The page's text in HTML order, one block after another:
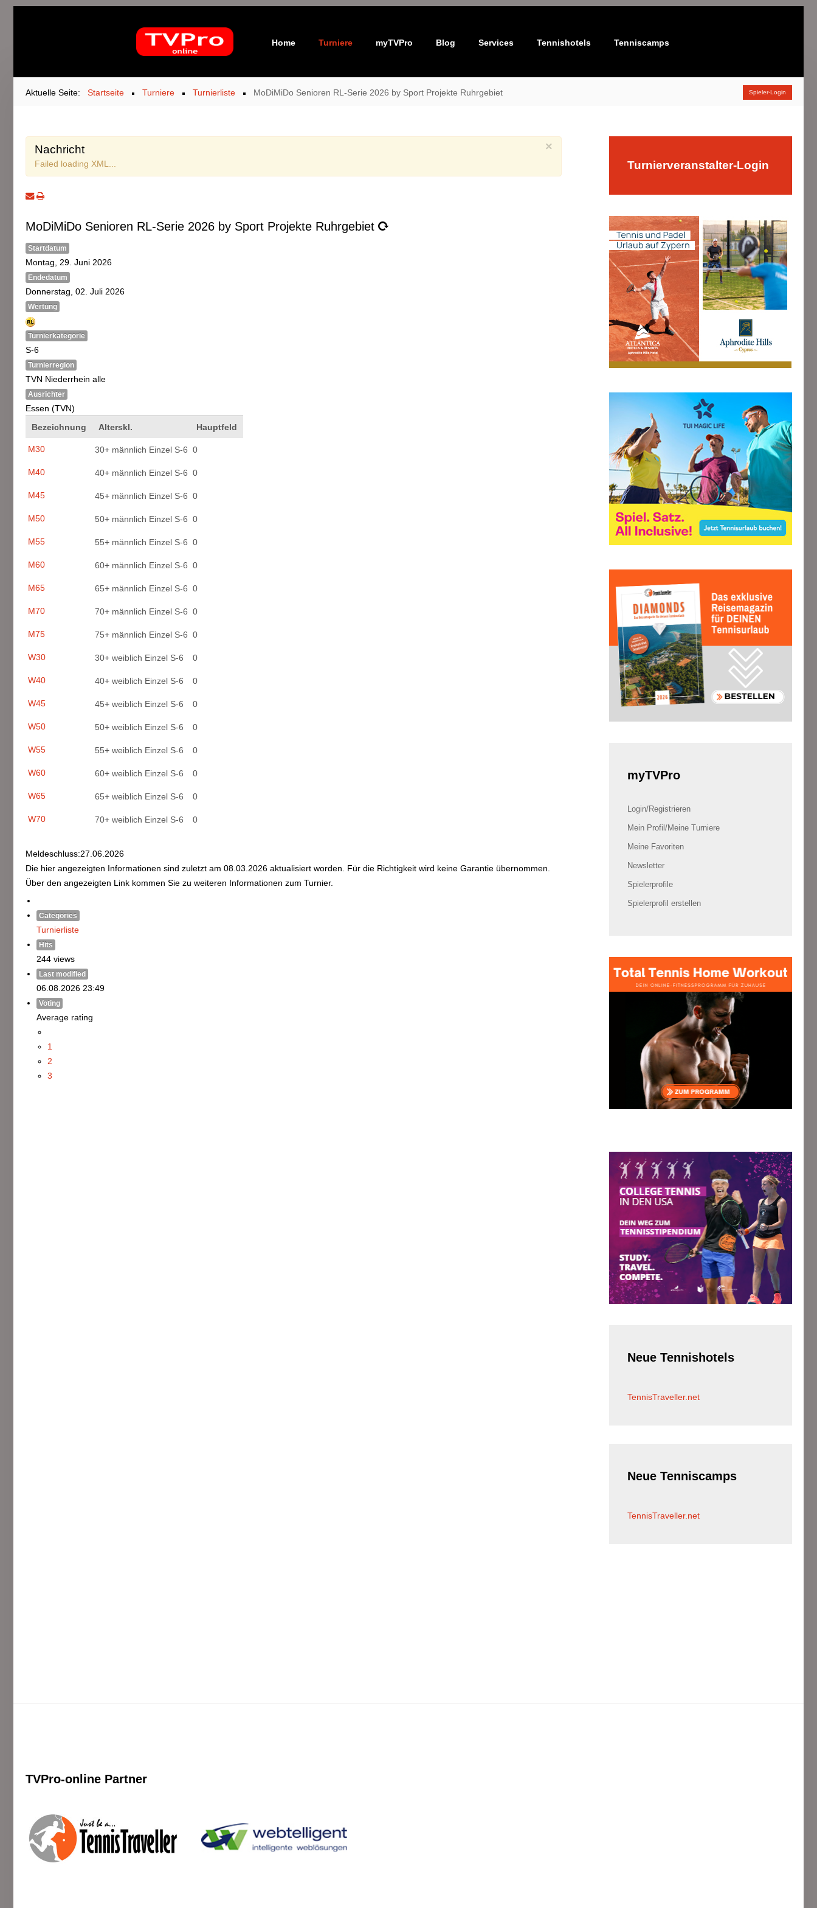
Home Turniere myTVPro Blog Services Tennishotels Tenniscamps
Spieler-Login
Aktuelle Seite: Startseite Turniere Turnierliste MoDiMiDo Senioren RL-Serie 2026 by Sport Projekte Ruhrgebiet
×
Nachricht
Failed loading XML...
MoDiMiDo Senioren RL-Serie 2026 by Sport Projekte Ruhrgebiet
Startdatum
Montag, 29. Juni 2026
Endedatum
Donnerstag, 02. Juli 2026
Wertung
Turnierkategorie
S-6
Turnierregion
TVN Niederrhein alle
Ausrichter
Essen (TVN)
Bezeichnung
Alterskl. Hauptfeld
M30 30+ männlich Einzel S-6 0
M40 40+ männlich Einzel S-6 0
M45 45+ männlich Einzel S-6 0
M50 50+ männlich Einzel S-6 0
M55 55+ männlich Einzel S-6 0
M60 60+ männlich Einzel S-6 0
M65 65+ männlich Einzel S-6 0
M70 70+ männlich Einzel S-6 0
M75 75+ männlich Einzel S-6 0
W30 30+ weiblich Einzel S-6 0
W40 40+ weiblich Einzel S-6 0
W45 45+ weiblich Einzel S-6 0
W50 50+ weiblich Einzel S-6 0
W55 55+ weiblich Einzel S-6 0
W60 60+ weiblich Einzel S-6 0
W65 65+ weiblich Einzel S-6 0
W70 70+ weiblich Einzel S-6 0
Meldeschluss:27.06.2026
Die hier angezeigten Informationen sind zuletzt am 08.03.2026 aktualisiert worden. Für die Richtigkeit wird keine Garantie übernommen.
Über den angezeigten Link kommen Sie zu weiteren Informationen zum Turnier.
Categories
Turnierliste
Hits
244 views
Last modified
06.08.2026 23:49
Voting
Average rating
1
2
3
Turnierveranstalter-Login
myTVPro
Login/Registrieren
Mein Profil/Meine Turniere
Meine Favoriten
Newsletter
Spielerprofile
Spielerprofil erstellen
NeueTennishotels
TennisTraveller.net
NeueTenniscamps
TennisTraveller.net
TVPro-online Partner